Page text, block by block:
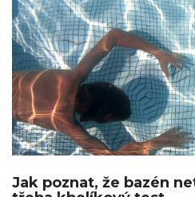
Jak poznat, že bazén